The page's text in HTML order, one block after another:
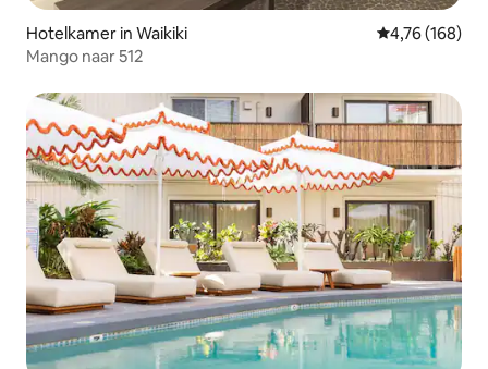
Hotelkamer in Waikiki Gemiddelde
4,76 (168)
Mango naar 512